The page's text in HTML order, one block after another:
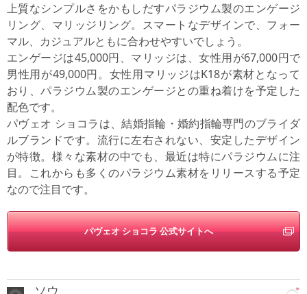
上質なシンプルさをかもしだすパラジウム製のエンゲージ
リング、マリッジリング。スマートなデザインで、フォー
マル、カジュアルともに合わせやすいでしょう。
エンゲージは45,000円、マリッジは、女性用が67,000円で
男性用が49,000円。女性用マリッジはK18が素材となって
おり、パラジウム製のエンゲージとの重ね着けを予定した
配色です。
パヴェオ ショコラは、結婚指輪・婚約指輪専門のブライダ
ルブランドです。流行に左右されない、安定したデザイン
が特徴。様々な素材の中でも、最近は特にパラジウムに注
目。これからも多くのパラジウム素材をリリースする予定
なので注目です。
パヴェオ ショコラ 公式サイトへ